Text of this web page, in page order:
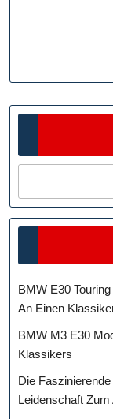
BMW E30
An Einen
BMW M3 E30
Klassikers
Die
Leidenschaft